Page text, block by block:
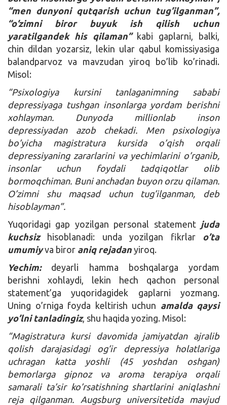
“men dunyoni qutqarish uchun tug’ilganman”,
“o’zimni biror buyuk ish qilish uchun
yaratilgandek his qilaman”kabi gaplarni, balki,
chin dildan yozarsiz, lekin ular qabul komissiyasiga
balandparvoz va mavzudan yiroq bo’lib ko’rinadi.
Misol:
“Psixologiya kursini tanlaganimning sababi
depressiyaga tushgan insonlarga yordam berishni
xohlayman. Dunyoda millionlab inson
depressiyadan azob chekadi. Men psixologiya
bo’yicha magistratura kursida o’qish orqali
depressiyaning zararlarini va yechimlarini o’rganib,
insonlar uchun foydali tadqiqotlar olib
bormoqchiman. Buni anchadan buyon orzu qilaman.
O’zimni shu maqsad uchun tug’ilganman, deb
hisoblayman”.
Yuqoridagi gap yozilgan personal statement juda
kuchsizhisoblanadi: unda yozilgan fikrlar o’ta
umumiyva biror aniq rejadan yiroq.
Yechim:deyarli hamma boshqalarga yordam
berishni xohlaydi, lekin hech qachon personal
statement’ga yuqoridagidek gaplarni yozmang.
Uning o’rniga foyda keltirish uchun amalda qaysi
yo’lni tanladingiz, shu haqida yozing. Misol:
“Magistratura kursi davomida jamiyatdan ajralib
qolish darajasidagi og’ir depressiya holatlariga
uchragan katta yoshli (45 yoshdan oshgan)
bemorlarga gipnoz va aroma terapiya orqali
samarali ta’sir ko’rsatishning shartlarini aniqlashni
reja qilganman. Augsburg universitetida mavjud